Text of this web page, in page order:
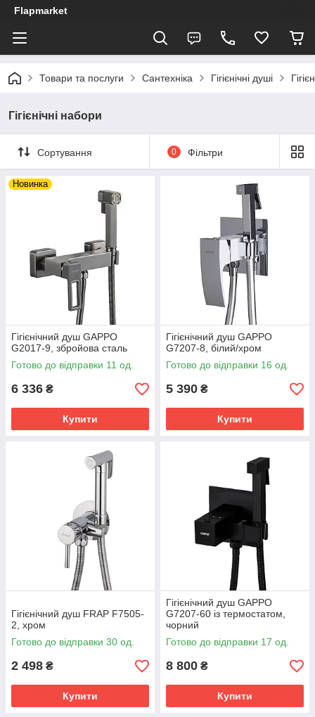
Flapmarket
Товари та послуги Сантехніка Гігієнічні душі
Гігієнічні набори
Сортування 0 Фільтри
Новинка
Гігієнічний душ GAPPO
G2017-9, збройова сталь
Готово до відправки 11 од.
6 336 ₴
Купити
Гігієнічний душ GAPPO
G7207-8, білий/хром
Готово до відправки 16 од.
5 390 ₴
Купити
Гігієнічний душ FRAP F7505-
2, хром
Готово до відправки 30 од.
2 498 ₴
Купити
Гігієнічний душ GAPPO
G7207-60 із термостатом,
чорний
Готово до відправки 17 од.
8 800 ₴
Купити